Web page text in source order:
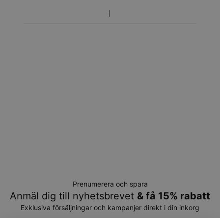
Prenumerera och spara
Anmäl dig till nyhetsbrevet & få 15% rabatt
Exklusiva försäljningar och kampanjer direkt i din inkorg